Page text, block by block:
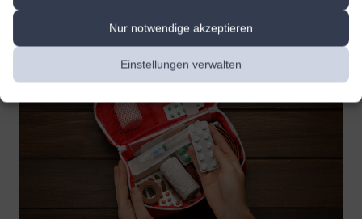
Nur notwendige akzeptieren
Einstellungen verwalten
Gesundheitsfragen.